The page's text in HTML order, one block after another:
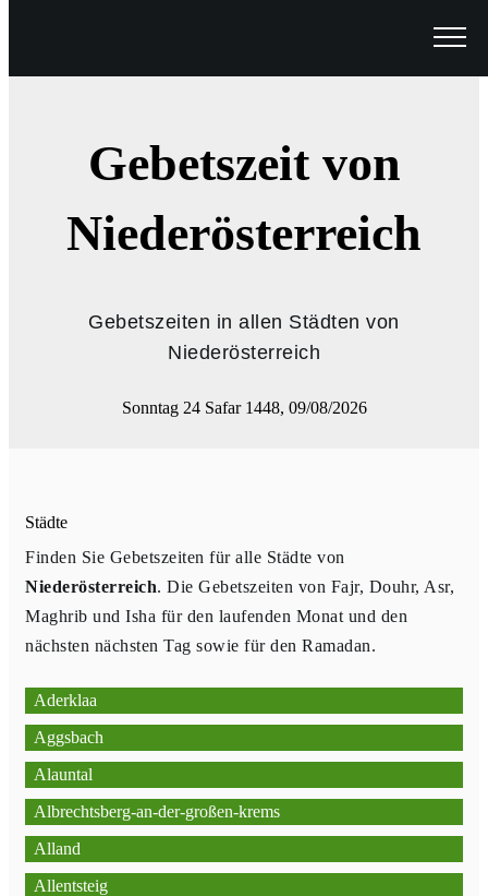
Gebetszeit von
Niederösterreich
Gebetszeiten in allen Städten von
Niederösterreich
Sonntag 24 Safar 1448, 09/08/2026
Städte
Finden Sie Gebetszeiten für alle Städte von
Niederösterreich. Die Gebetszeiten von Fajr, Douhr, Asr,
Maghrib und Isha für den laufenden Monat und den
nächsten nächsten Tag sowie für den Ramadan.
Aderklaa
Aggsbach
Alauntal
Albrechtsberg-an-der-großen-krems
Alland
Allentsteig